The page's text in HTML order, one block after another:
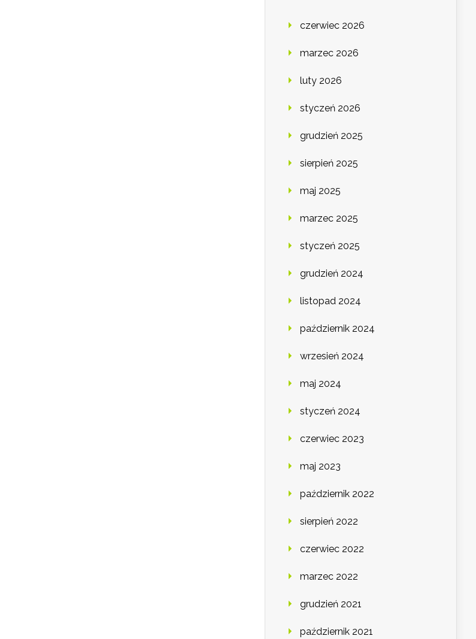
czerwiec 2026
marzec 2026
luty 2026
styczeń 2026
grudzień 2025
sierpień 2025
maj 2025
marzec 2025
styczeń 2025
grudzień 2024
listopad 2024
październik 2024
wrzesień 2024
maj 2024
styczeń 2024
czerwiec 2023
maj 2023
październik 2022
sierpień 2022
czerwiec 2022
marzec 2022
grudzień 2021
październik 2021